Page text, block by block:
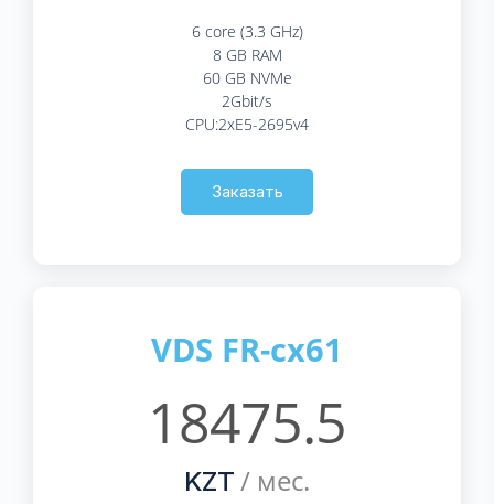
6 core (3.3 GHz)
8 GB RAM
60 GB NVMe
2Gbit/s
CPU:2xE5-2695v4
Заказать
VDS FR-cx61
18475.5
KZT / мес.